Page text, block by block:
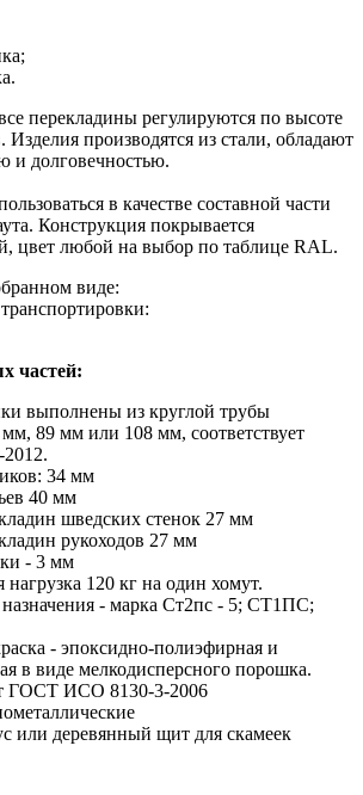
перекладины регулируются по высоте
производятся из стали, обладают
и долговечностью.
в качестве составной части
Конструкция покрывается
цвет любой на выбор по таблице RAL.
виде:
частей:
выполнены из круглой трубы
89 мм или 108 мм, соответствует
34 мм
40 мм
шведских стенок 27 мм
рукоходов 27 мм
- 3 мм
120 кг на один хомут.
- марка Ст2пс - 5; СТ1ПС;
- эпоксидно-полиэфирная и
в виде мелкодисперсного порошка.
ГОСТ ИСО 8130-3-2006
или деревянный щит для скамеек